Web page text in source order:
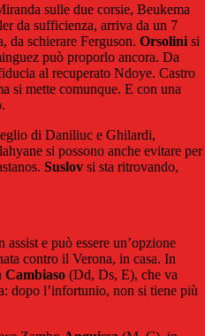
sulle due corsie, Beukema
da sufficienza, arriva da un 7
da schierare Ferguson. Orsolini si
può proporlo ancora. Da
al recuperato Ndoye. Castro
si mette comunque. E con una
di Daniliuc e Ghilardi,
si possono anche evitare per
Suslov si sta ritrovando,
e può essere un’opzione
contro il Verona, in casa. In
Cambiaso (Dd, Ds, E), che va
dopo l’infortunio, non si tiene più